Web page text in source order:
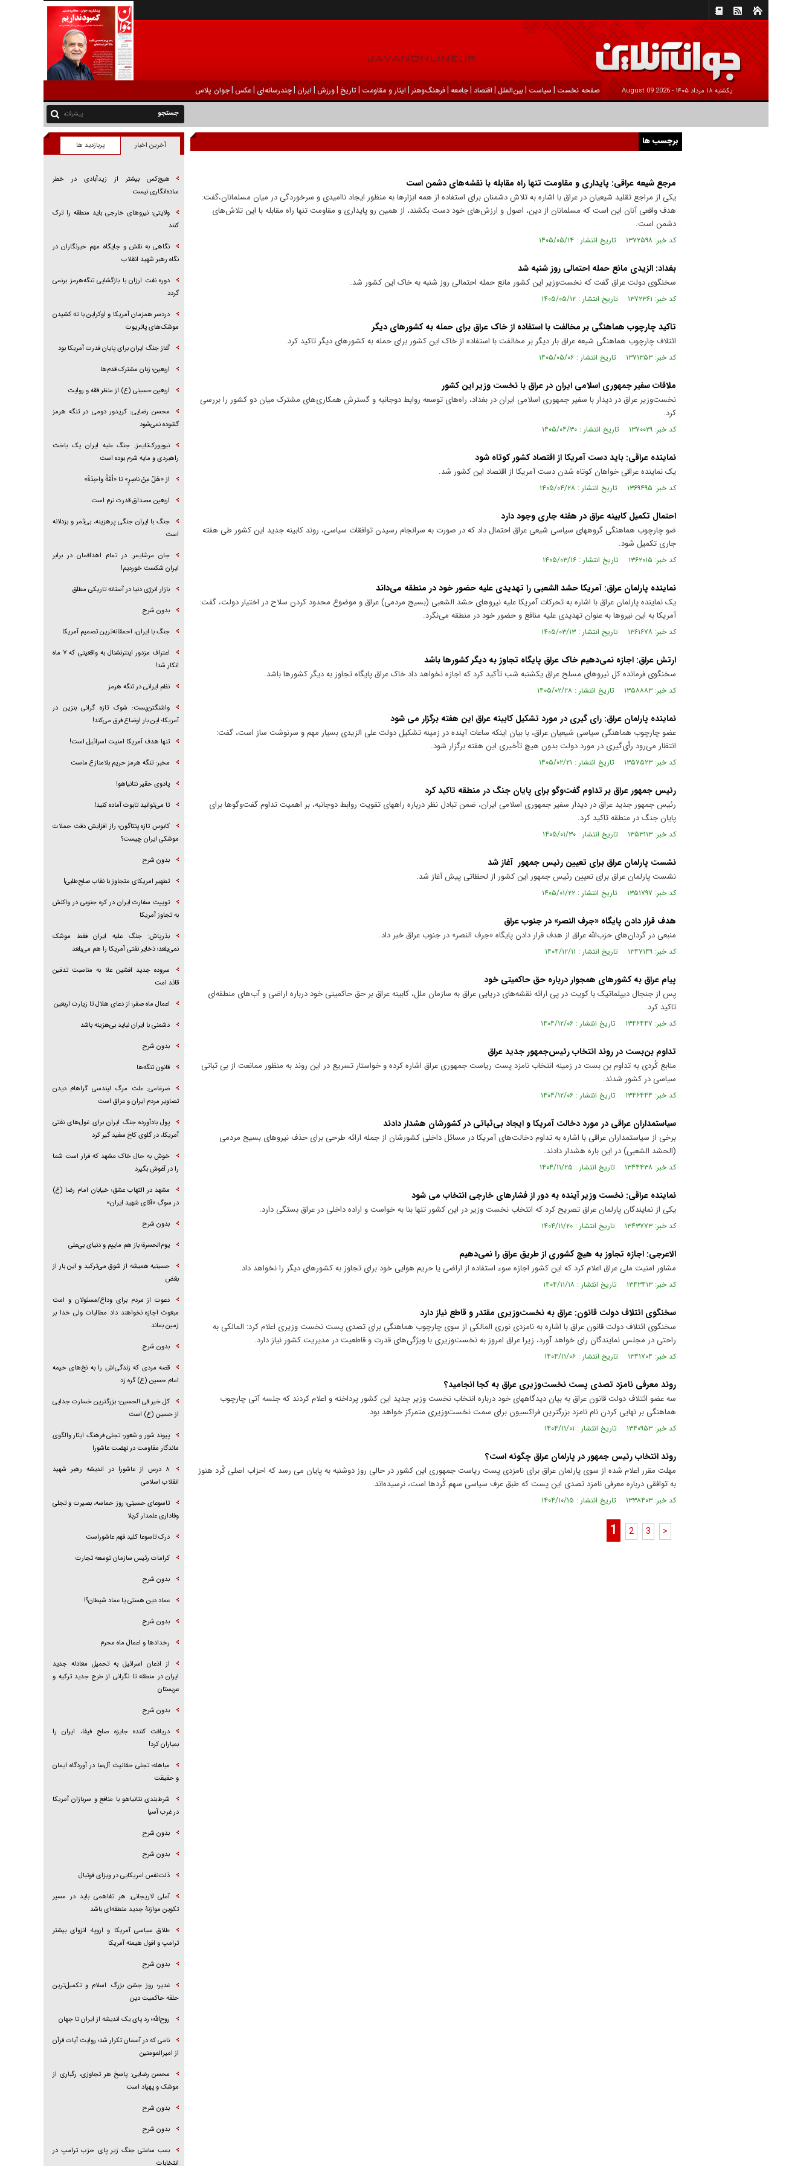
يکشنبه ۱۸ مرداد ۱۴۰۵ - 2026 August 09 صفحه نخست | سیاست |بين‌الملل | اقتصاد |جامعه |فرهنگ‌و‌هنر | ایثار و مقاومت |تاریخ |ورزش | ايران |چندرسانه‌ای |عکس |جوان پلاس
پیشرفته
برچسب ها
مرجع شیعه عراقی: پایداری و مقاومت تنها راه مقابله با نقشه‌های دشمن است
یکی از مراجع تقلید شیعیان در عراق با اشاره به تلاش دشمنان برای استفاده از همه ابزارها به منظور ایجاد ناامیدی و سرخوردگی در میان مسلمانان،گفت:
هدف واقعی آنان این است که مسلمانان از دین، اصول و ارزش‌های خود دست بکشند، از همین رو پایداری و مقاومت تنها راه مقابله با این تلاش‌های
دشمن است.
کد خبر: ۱۳۷۲۵۹۸ تاریخ انتشار : ۱۴۰۵/۰۵/۱۴
بغداد: الزیدی مانع حمله احتمالی روز شنبه شد
سخنگوی دولت عراق گفت که نخست‌وزیر این کشور مانع حمله احتمالی روز شنبه به خاک این کشور شد.
کد خبر: ۱۳۷۲۳۶۱ تاریخ انتشار : ۱۴۰۵/۰۵/۱۲
تاکید چارچوب هماهنگی بر مخالفت با استفاده از خاک عراق برای حمله به کشورهای دیگر
ائتلاف چارچوب هماهنگی شیعه عراق بار دیگر بر مخالفت با استفاده از خاک این کشور برای حمله به کشورهای دیگر تاکید کرد.
کد خبر: ۱۳۷۱۳۵۳ تاریخ انتشار : ۱۴۰۵/۰۵/۰۶
ملاقات سفیر جمهوری اسلامی ایران در عراق با نخست وزیر این کشور
نخست‌وزیر عراق در دیدار با سفیر جمهوری اسلامی ایران در بغداد، راه‌های توسعه روابط دوجانبه و گسترش همکاری‌های مشترک میان دو کشور را بررسی
کرد.
کد خبر: ۱۳۷۰۰۲۹ تاریخ انتشار : ۱۴۰۵/۰۴/۳۰
نماینده عراقی: باید دست آمریکا از اقتصاد کشور کوتاه شود
یک نماینده عراقی خواهان کوتاه شدن دست آمریکا از اقتصاد این کشور شد.
کد خبر: ۱۳۶۹۴۹۵ تاریخ انتشار : ۱۴۰۵/۰۴/۲۸
احتمال تکمیل کابینه عراق در هفته جاری وجود دارد
ضو چارچوب هماهنگی گروههای سیاسی شیعی عراق احتمال داد که در صورت به سرانجام رسیدن توافقات سیاسی، روند کابینه جدید این کشور طی هفته
جاری تکمیل شود.
کد خبر: ۱۳۶۲۰۱۵ تاریخ انتشار : ۱۴۰۵/۰۳/۱۶
نماینده پارلمان عراق: آمریکا حشد الشعبی را تهدیدی علیه حضور خود در منطقه می‌داند
یک نماینده پارلمان عراق با اشاره به تحرکات آمریکا علیه نیروهای حشد الشعبی (بسیج مردمی) عراق و موضوع محدود کردن سلاح در اختیار دولت، گفت:
آمریکا به این نیروها به عنوان تهدیدی علیه منافع و حضور خود در منطقه می‌نگرد.
کد خبر: ۱۳۶۱۶۷۸ تاریخ انتشار : ۱۴۰۵/۰۳/۱۳
ارتش عراق: اجازه نمی‌دهیم خاک عراق پایگاه تجاوز به دیگر کشورها باشد
سخنگوی فرمانده کل نیروهای مسلح عراق یکشنبه شب تأکید کرد که اجازه نخواهد داد خاک عراق پایگاه تجاوز به دیگر کشورها باشد.
کد خبر: ۱۳۵۸۸۸۳ تاریخ انتشار : ۱۴۰۵/۰۲/۲۸
نماینده پارلمان عراق: رای گیری در مورد تشکیل کابینه عراق این هفته برگزار می شود
عضو چارچوب هماهنگی سیاسی شیعیان عراق، با بیان اینکه ساعات آینده در زمینه تشکیل دولت علی الزیدی بسیار مهم و سرنوشت ساز است، گفت:
انتظار می‌رود رأی‌گیری در مورد دولت بدون هیچ تأخیری این هفته برگزار شود.
کد خبر: ۱۳۵۷۵۲۳ تاریخ انتشار : ۱۴۰۵/۰۲/۲۱
رئیس جمهور عراق بر تداوم گفت‌وگو برای پایان جنگ در منطقه تاکید کرد
رئیس جمهور جدید عراق در دیدار سفیر جمهوری اسلامی ایران، ضمن تبادل نظر درباره راههای تقویت روابط دوجانبه، بر اهمیت تداوم گفت‌وگوها برای
پایان جنگ در منطقه تاکید کرد.
کد خبر: ۱۳۵۳۱۱۳ تاریخ انتشار : ۱۴۰۵/۰۱/۳۰
نشست پارلمان عراق برای تعیین رئیس جمهور آغاز شد
نشست پارلمان عراق برای تعیین رئیس جمهور این کشور از لحظاتی پیش آغاز شد.
کد خبر: ۱۳۵۱۷۹۷ تاریخ انتشار : ۱۴۰۵/۰۱/۲۲
هدف قرار دادن پایگاه «جرف النصر» در جنوب عراق
منبعی در گردان‌های حزب‌الله عراق از هدف قرار دادن پایگاه «جرف النصر» در جنوب عراق خبر داد.
کد خبر: ۱۳۴۷۱۴۹ تاریخ انتشار : ۱۴۰۴/۱۲/۱۱
پیام عراق به کشورهای همجوار درباره حق حاکمیتی خود
پس از جنجال دیپلماتیک با کویت در پی ارائه نقشه‌های دریایی عراق به سازمان ملل، کابینه عراق بر حق حاکمیتی خود درباره اراضی و آب‌های منطقه‌ای
تاکید کرد.
کد خبر: ۱۳۴۶۴۴۷ تاریخ انتشار : ۱۴۰۴/۱۲/۰۶
تداوم بن‌بست در روند انتخاب رئیس‌جمهور جدید عراق
منابع کُردی به تداوم بن بست در زمینه انتخاب نامزد پست ریاست جمهوری عراق اشاره کرده و خواستار تسریع در این روند به منظور ممانعت از بی ثباتی
سیاسی در کشور شدند.
کد خبر: ۱۳۴۶۴۴۴ تاریخ انتشار : ۱۴۰۴/۱۲/۰۶
سیاستمداران عراقی در مورد دخالت آمریکا و ایجاد بی‌ثباتی در کشورشان هشدار دادند
برخی از سیاستمداران عراقی با اشاره به تداوم دخالت‌های آمریکا در مسائل داخلی کشورشان از جمله ارائه طرحی برای حذف نیروهای بسیج مردمی
(الحشد الشعبی) در این باره هشدار دادند.
کد خبر: ۱۳۴۴۴۳۸ تاریخ انتشار : ۱۴۰۴/۱۱/۲۵
نماینده عراقی: نخست وزیر آینده به دور از فشارهای خارجی انتخاب می شود
یکی از نمایندگان پارلمان عراق تصریح کرد که انتخاب نخست وزیر در این کشور تنها بنا به خواست و اراده داخلی در عراق بستگی دارد.
کد خبر: ۱۳۴۳۷۷۳ تاریخ انتشار : ۱۴۰۴/۱۱/۲۰
الاعرجی: اجازه تجاوز به هیچ کشوری از طریق عراق را نمی‌دهیم
مشاور امنیت ملی عراق اعلام کرد که این کشور اجازه سوء استفاده از اراضی یا حریم هوایی خود برای تجاوز به کشورهای دیگر را نخواهد داد.
کد خبر: ۱۳۴۳۴۱۳ تاریخ انتشار : ۱۴۰۴/۱۱/۱۸
سخنگوی ائتلاف دولت قانون: عراق به نخست‌وزیری مقتدر و قاطع نیاز دارد
سخنگوی ائتلاف دولت قانون عراق با اشاره به نامزدی نوری المالکی از سوی چارچوب هماهنگی برای تصدی پست نخست وزیری اعلام کرد: المالکی به
راحتی در مجلس نمایندگان رای خواهد آورد، زیرا عراق امروز به نخست‌وزیری با ویژگی‌های قدرت و قاطعیت در مدیریت کشور نیاز دارد.
کد خبر: ۱۳۴۱۷۰۴ تاریخ انتشار : ۱۴۰۴/۱۱/۰۶
روند معرفی نامزد تصدی پست نخست‌وزیری عراق به کجا انجامید؟
سه عضو ائتلاف دولت قانون عراق به بیان دیدگاههای خود درباره انتخاب نخست وزیر جدید این کشور پرداخته و اعلام کردند که جلسه آتی چارچوب
هماهنگی بر نهایی کردن نام نامزد بزرگترین فراکسیون برای سمت نخست‌وزیری متمرکز خواهد بود.
کد خبر: ۱۳۴۰۹۵۳ تاریخ انتشار : ۱۴۰۴/۱۱/۰۱
روند انتخاب رئیس جمهور در پارلمان عراق چگونه است؟
مهلت مقرر اعلام شده از سوی پارلمان عراق برای نامزدی پست ریاست جمهوری این کشور در حالی روز دوشنبه به پایان می رسد که احزاب اصلی کُرد هنوز
به توافقی درباره معرفی نامزد تصدی این پست که طبق عرف سیاسی سهم کُردها است، نرسیده‌اند.
کد خبر: ۱۳۳۸۴۰۳ تاریخ انتشار : ۱۴۰۴/۱۰/۱۵
1 2 3 >
آخرین اخبار پربازدید ها
هیچ‌کس بیشتر از زیدآبادی در خطر
ساده‌انگاری نیست
ولایتی: نیرو‌های خارجی باید منطقه را ترک
کنند
نگاهی به نقش و جایگاه مهم خبرنگاران در
نگاه رهبر شهید انقلاب
دوره نفت ارزان با بازگشایی تنگه‌هرمز برنمی
گردد
دردسر همزمان آمریکا و اوکراین با ته کشیدن
موشک‌های پاتریوت
آغاز جنگ ایران برای پایان قدرت آمریکا بود
اربعین؛ زبان مشترک قدم‌ها
اربعین حسینی (ع) از منظر فقه و روایت
محسن رضایی: کریدور دومی در تنگه هرمز
گشوده نمی‌شود
نیویورک‌تایمز: جنگ علیه ایران یک باخت
راهبردی و مایه شرم بوده است
از «هَلْ مِنْ ناصِرٍ» تا «اُمَّةً واحِدَةً»
اربعین مصداق قدرت نرم است
جنگ با ایران جنگی پرهزینه، بی‌ثمر و بزدلانه
است
جان مرشایمر: در تمام اهدافمان در برابر
ایران شکست خوردیم!
بازار انرژی دنیا در آستانه تاریکی مطلق
بدون شرح
جنگ با ایران، احمقانه‌ترین تصمیم آمریکا
اعتراف مزدور اینترنشنال به واقعیتی که ۷ ماه
انکار شد!
نظم ایرانی در تنگه هرمز
واشنگتن‌پست: شوک تازه گرانی بنزین در
آمریکا؛ این بار اوضاع فرق می‌کند!
تنها هدف آمریکا امنیت اسرائیل است!
مخبر: تنگه هرمز حریم بلامنازع ماست
پادوی حقیر نتانیاهو!
تا می‌توانید تابوت آماده کنید!
کابوس تازه پنتاگون؛ راز افزایش دقت حملات
موشکی ایران چیست؟
بدون شرح
تطهیر امریکای متجاوز با نقاب صلح‌طلبی!
توییت سفارت ایران در کره جنوبی در واکنش
به تجاوز آمریکا
بذرپاش: ‏جنگ علیه ایران فقط موشک
نمی‌بلعد؛ ذخایر نفتی آمریکا را هم می‌بلعد
سروده جدید افشین علا به مناسبت تدفین
قائد امت
اعمال ماه صفر؛ از دعای هلال تا زیارت اربعین
دشمنی با ایران نباید بی‌هزینه باشد
بدون شرح
قانون تنگه‌ها
ضرغامی: علت مرگ لیندسی گراهام دیدن
تصاویر مردم ایران و عراق است
پول بادآورده جنگ ایران برای غول‌های نفتی
آمریکا، در گلوی کاخ سفید گیر کرد
خوش به حال خاک مشهد که قرار است شما
را در آغوش بگیرد
مشهد در التهاب عشق؛ خیابان امام رضا (ع)
در سوگِ «آقای شهید ایران»
بدون شرح
یوم‌الحسرة؛ باز هم ماییم و دنیای بی‌علی
حسینیه همیشه از شوق می‌ترکید و این بار از
بغض
دعوت از مردم برای وداع/مسئولان و امت
مبعوث اجازه نخواهند داد مطالبات ولی خدا بر
زمین بماند
بدون شرح
قصه مردی که زندگی‌اش را به نخ‌های خیمه
امام حسین (ع) گره زد
کل خیر فی الحسین؛ بزرگترین خسارت جدایی
از حسین (ع) است
پیوند شور و شعور؛ تجلی فرهنگ ایثار والگوی
ماندگار مقاومت در نهضت عاشورا
۸ درس از عاشورا در اندیشه رهبر شهید
انقلاب اسلامی
تاسوعای حسینی؛ روز حماسه، بصیرت و تجلی
وفاداری علمدار کربلا
درک تاسوعا کلید فهم عاشوراست
کرامات رئیس سازمان توسعه تجارت
بدون شرح
عماد دین هستی یا عماد شیطان؟!
بدون شرح
رخداد‌ها و اعمال ماه محرم
از اذعان اسرائیل به تحمیل معادله جدید
ایران در منطقه تا نگرانی از طرح جدید ترکیه و
عربستان
بدون شرح
دریافت کننده جایزه صلح فیفا، ایران را
بمباران کرد!
مباهله؛ تجلی حقانیت آل‌عبا در آوردگاه ایمان
و حقیقت
شرط‌بندی نتانیاهو با منافع و سربازان آمریکا
در غرب آسیا
بدون شرح
بدون شرح
ذلت‌نفس امریکایی در ویزای فوتبال
آملی لاریجانی: هر تفاهمی باید در مسیر
تکوین موازنۀ جدید منطقه‌ای باشد
طلاق سیاسی آمریکا و اروپا؛ انزوای بیشتر
ترامپ و افول هیمنه آمریکا
بدون شرح
غدیر؛ روز جشن بزرگ اسلام و تکمیل‌ترین
حلقه حاکمیت دین
روح‌الله؛ رد پای یک اندیشه از ایران تا جهان
نامی که در آسمان تکرار شد؛ روایت آیات قرآن
از امیرالمومنین
محسن رضایی: پاسخ هر تجاوزی، رگباری از
موشک و پهپاد است
بدون شرح
بدون شرح
بمب ساعتی جنگ زیر پای حزب ترام‍پ در
انتخابات